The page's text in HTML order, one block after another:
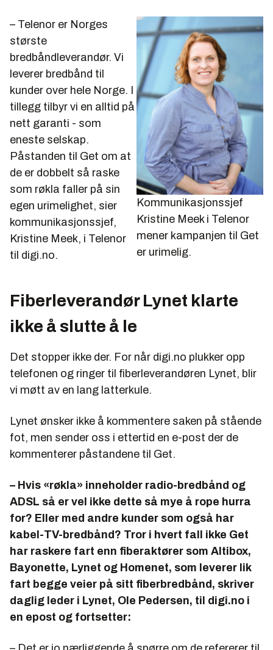
Kommunikasjonssjef
Kristine Meek i Telenor
mener kampanjen til Get
er urimelig.
– Telenor er Norges
største
bredbåndleverandør. Vi
leverer bredbånd til
kunder over hele Norge. I
tillegg tilbyr vi en alltid på
nett garanti - som
eneste selskap.
Påstanden til Get om at
de er dobbelt så raske
som røkla faller på sin
egen urimelighet, sier
kommunikasjonssjef,
Kristine Meek, i Telenor
til digi.no.
Fiberleverandør Lynet klarte
ikke å slutte å le
Det stopper ikke der. For når digi.no plukker opp
telefonen og ringer til fiberleverandøren Lynet, blir
vi møtt av en lang latterkule.
Lynet ønsker ikke å kommentere saken på stående
fot, men sender oss i ettertid en e-post der de
kommenterer påstandene til Get.
– Hvis «røkla» inneholder radio-bredbånd og
ADSL så er vel ikke dette så mye å rope hurra
for? Eller med andre kunder som også har
kabel-TV-bredbånd? Tror i hvert fall ikke Get
har raskere fart enn fiberaktører som Altibox,
Bayonette, Lynet og Homenet, som leverer lik
fart begge veier på sitt fiberbredbånd, skriver
daglig leder i Lynet, Ole Pedersen, til digi.no i
en epost og fortsetter: